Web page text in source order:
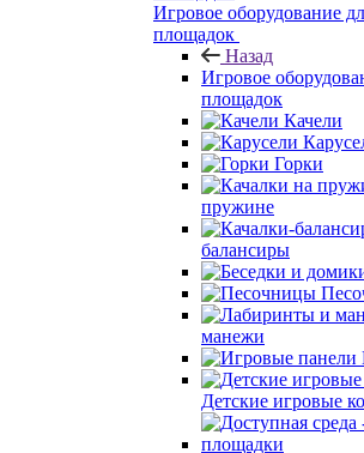
Игровое оборудование
площадок
Назад
Игровое
площадок
Качели
Горки
пружине
балансиры
манежи
Детские игровые